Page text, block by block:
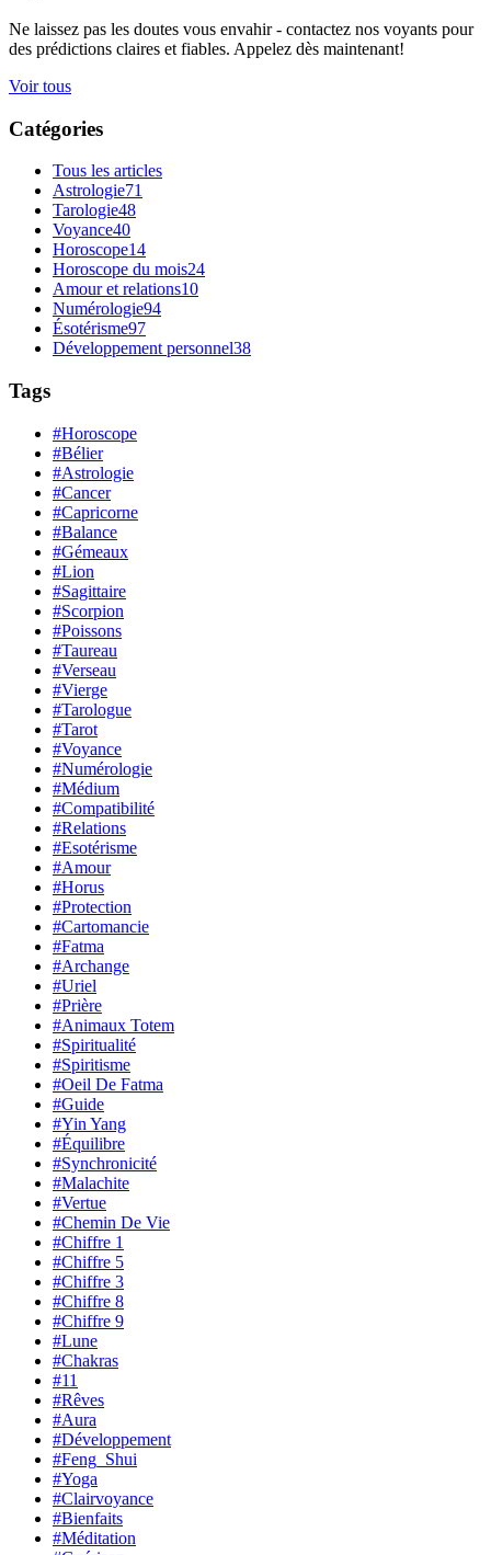
Ne laissez pas les doutes vous envahir - contactez nos voyants pour
des prédictions claires et fiables. Appelez dès maintenant!
Voir tous
Catégories
Tous les articles
Astrologie71
Tarologie48
Voyance40
Horoscope14
Horoscope du mois24
Amour et relations10
Numérologie94
Ésotérisme97
Développement personnel38
Tags
#Horoscope
#Bélier
#Astrologie
#Cancer
#Capricorne
#Balance
#Gémeaux
#Lion
#Sagittaire
#Scorpion
#Poissons
#Taureau
#Verseau
#Vierge
#Tarologue
#Tarot
#Voyance
#Numérologie
#Médium
#Compatibilité
#Relations
#Esotérisme
#Amour
#Horus
#Protection
#Cartomancie
#Fatma
#Archange
#Uriel
#Prière
#Animaux Totem
#Spiritualité
#Spiritisme
#Oeil De Fatma
#Guide
#Yin Yang
#Équilibre
#Synchronicité
#Malachite
#Vertue
#Chemin De Vie
#Chiffre 1
#Chiffre 5
#Chiffre 3
#Chiffre 8
#Chiffre 9
#Lune
#Chakras
#11
#Rêves
#Aura
#Développement
#Feng_Shui
#Yoga
#Clairvoyance
#Bienfaits
#Méditation